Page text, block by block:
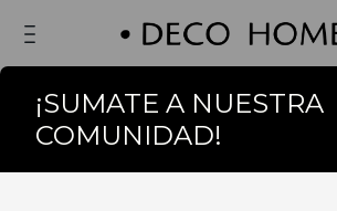
¡SUMATE A NUESTRA
COMUNIDAD!